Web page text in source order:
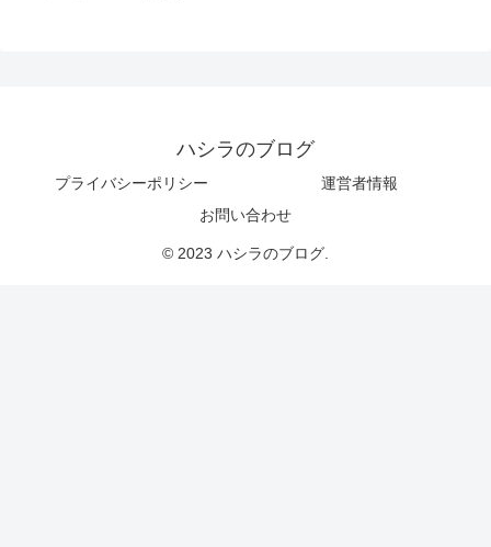
ハシラのブログ
プライバシーポリシー
運営者情報
お問い合わせ
© 2023 ハシラのブログ.